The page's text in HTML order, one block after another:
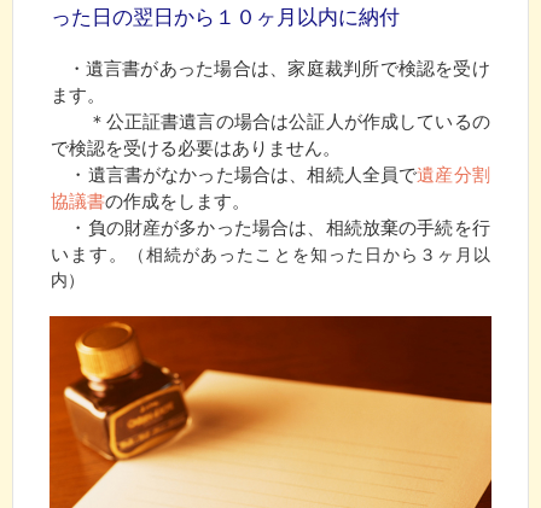
った日の翌日から１０ヶ月以内に納付
・遺言書があった場合は、家庭裁判所で検認を受け
ます。
＊公正証書遺言の場合は公証人が作成しているの
で検認を受ける必要はありません。
・遺言書がなかった場合は、相続人全員で遺産分割
協議書の作成をします。
・負の財産が多かった場合は、相続放棄の手続を行
います。
（相続があったことを知った日から３ヶ月以
内）